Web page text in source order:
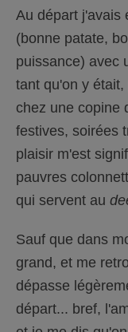
Au départ j'avais
(bonne patate,
puissance) avec
tant qu'on y
chez une copine
festives, soirées
plaisir m'est
pauvres
qui servent au
Sauf que dans
grand, et me
dépasse
départ... bref,